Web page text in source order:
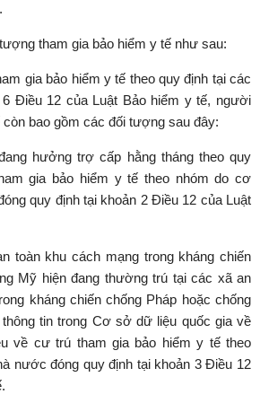
tham gia bảo hiểm y tế như sau:
gia bảo hiểm y tế theo quy định tại các
Điều 12 của Luật Bảo hiểm y tế, người
bao gồm các đối tượng sau đây:
hưởng trợ cấp hằng tháng theo quy
gia bảo hiểm y tế theo nhóm do cơ
quy định tại khoản 2 Điều 12 của Luật
toàn khu cách mạng trong kháng chiến
Mỹ hiện đang thường trú tại các xã an
kháng chiến chống Pháp hoặc chống
tin trong Cơ sở dữ liệu quốc gia về
về cư trú tham gia bảo hiểm y tế theo
nước đóng quy định tại khoản 3 Điều 12